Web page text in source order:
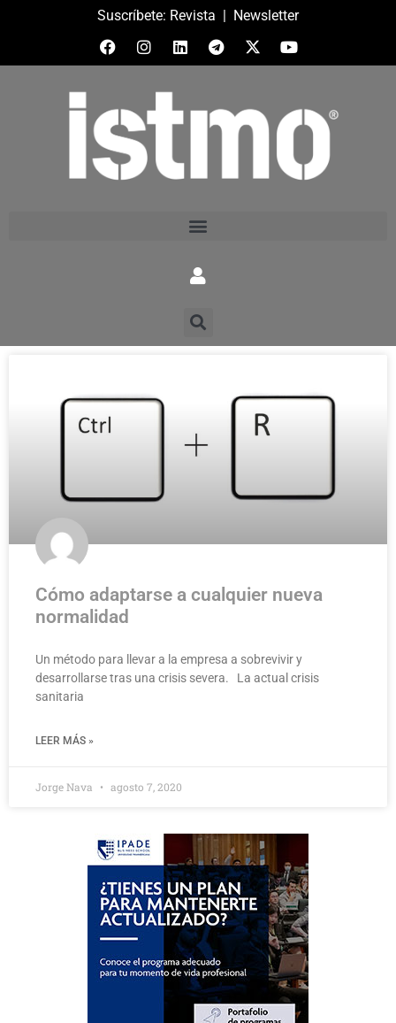
Suscríbete: Revista | Newsletter
Cómo adaptarse a cualquier nueva
normalidad
Un método para llevar a la empresa a sobrevivir y
desarrollarse tras una crisis severa. La actual crisis
sanitaria
LEER MÁS »
Jorge Nava agosto 7, 2020